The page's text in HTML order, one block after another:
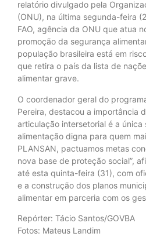
relatório divulgado pela
(ONU), na última segunda-feira
FAO, agência da ONU que atua
promoção da segurança
população brasileira está em
que retira o país da lista de
alimentar grave.
O coordenador geral do
Pereira, destacou a importância
articulação intersetorial é a
alimentação digna para quem
PLANSAN, pactuamos metas
nova base de proteção social”,
até esta quinta-feira (31), com
e a construção dos planos
alimentar em parceria com os
Repórter: Tácio Santos/GOVBA
Fotos: Mateus Landim